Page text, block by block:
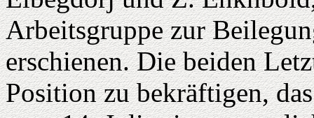
Arbeitsgruppe zur
erschienen. Die beiden
Position zu bekräftigen,